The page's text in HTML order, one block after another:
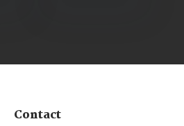
Contact